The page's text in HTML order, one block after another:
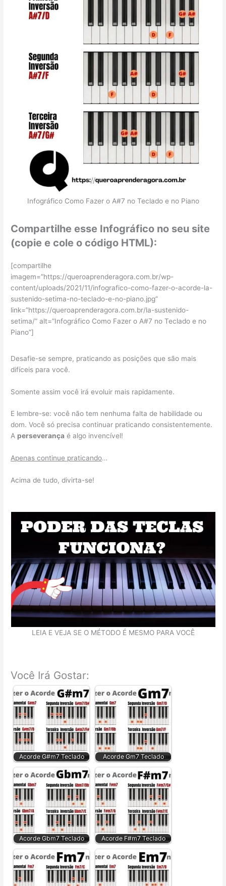
Infográfico Como Fazer o A#7 no Teclado e no Piano
Compartilhe esse Infográfico no seu site
(copie e cole o código HTML):
[compartilhe
imagem=”https://queroaprenderagora.com.br/wp-
content/uploads/2021/11/infografico-como-fazer-o-acorde-la-
sustenido-setima-no-teclado-e-no-piano.jpg”
link=”https://queroaprenderagora.com.br/la-sustenido-
setima/” alt=”Infográfico Como Fazer o A#7 no Teclado e no
Piano”]
Desafie-se sempre, praticando as posições que são mais
difíceis para você.
Somente assim você irá evoluir mais rapidamente.
E lembre-se: você não tem nenhuma falta de habilidade ou
dom. Você só precisa continuar praticando consistentemente.
A perseverança é algo invencível!
Apenas continue praticando…
Acima de tudo, divirta-se!
LEIA E VEJA SE O MÉTODO É MESMO PARA VOCÊ
Você Irá Gostar:
Acorde G#m7 Teclado Acorde Gm7 Teclado
Acorde Gbm7 Teclado Acorde F#m7 Teclado